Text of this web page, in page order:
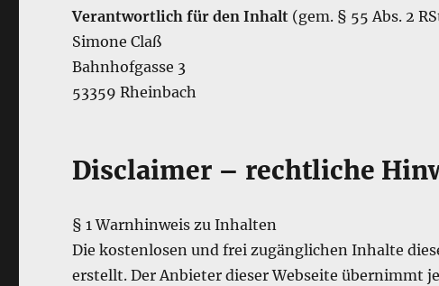
Verantwortlich für den Inhalt (gem. § 55 Abs. 2
Simone Claß
Bahnhofgasse 3
53359 Rheinbach
Disclaimer – rechtliche
§ 1 Warnhinweis zu Inhalten
Die kostenlosen und frei zugänglichen Inhalte
erstellt. Der Anbieter dieser Webseite übernimmt